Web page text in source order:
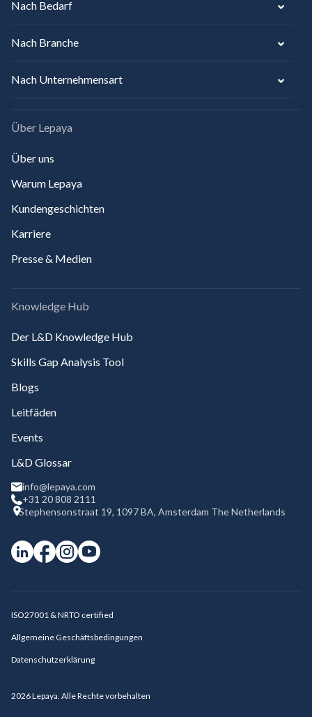
Nach Bedarf
Nach Branche
Nach Unternehmensart
Über Lepaya
Über uns
Warum Lepaya
Kundengeschichten
Karriere
Presse & Medien
Knowledge Hub
Der L&D Knowledge Hub
Skills Gap Analysis Tool
Blogs
Leitfäden
Events
L&D Glossar
info@lepaya.com
+31 20 808 2111
Stephensonstraat 19, 1097 BA, Amsterdam The Netherlands
2026Lepaya. Alle Rechte vorbehalten
ISO27001 & NRTO certified
Allgemeine Geschäftsbedingungen
Datenschutzerklärung